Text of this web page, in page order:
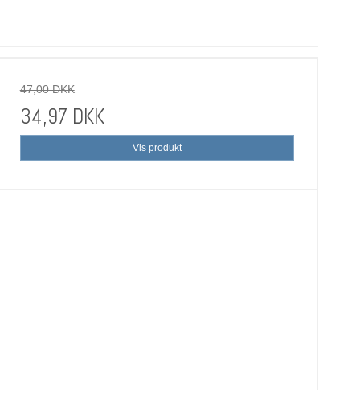
47,00 DKK
34,97 DKK
Vis produkt